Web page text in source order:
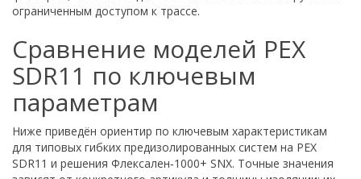
ограниченным доступом к трассе.
Сравнение моделей PEX
SDR11 по ключевым
параметрам
Ниже приведён ориентир по ключевым характеристикам
для типовых гибких предизолированных систем на PEX
SDR11 и решения Флексален‑1000+ SNX. Точные значения